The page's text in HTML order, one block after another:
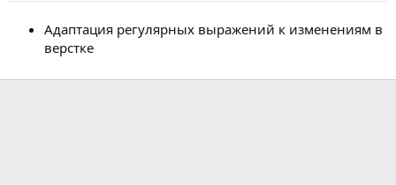
Адаптация регулярных выражений к изменениям в
верстке